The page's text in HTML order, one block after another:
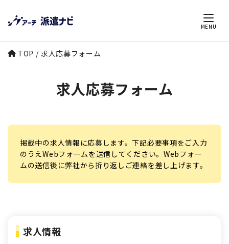
MENU
TOP 求人応募フォーム
求人応募フォーム
掲載中の求人情報に応募します。下記必要事項をご入力
のうえWebフォームを送信してください。Webフォー
ムの送信後に弊社から折り返しご連絡を差し上げます。
求人情報